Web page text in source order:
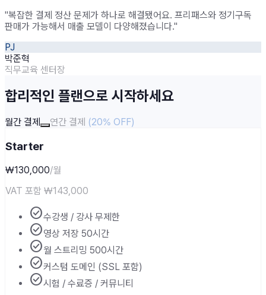
"복잡한 결제 정산 문제가 하나로 해결됐어요. 프리패스와 정기구독
판매가 가능해서 매출 모델이 다양해졌습니다."
PJ
박준혁
직무교육 센터장
합리적인 플랜으로 시작하세요
월간 결제 연간 결제 (20% OFF)
Starter
₩130,000/월
VAT 포함 ₩143,000
check_circle수강생 / 강사 무제한
check_circle영상 저장 50시간
check_circle월 스트리밍 500시간
check_circle커스텀 도메인 (SSL 포함)
check_circle시험 / 수료증 / 커뮤니티